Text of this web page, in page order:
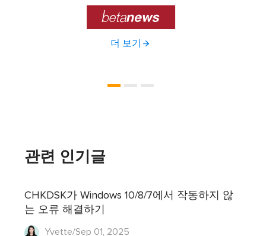

더 보기
관련 인기글
CHKDSK가 Windows 10/8/7에서 작동하지 않
는 오류 해결하기
Yvette/Sep 01, 2025